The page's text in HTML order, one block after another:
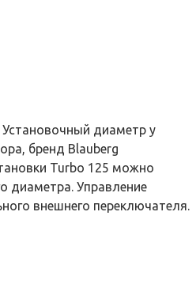
диаметр у
бренд Blauberg
Turbo 125 можно
диаметра. Управление
внешнего переключателя.